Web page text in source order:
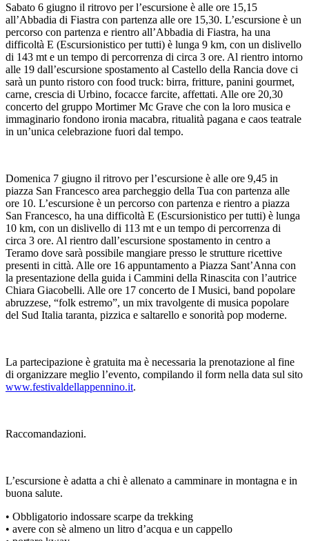
Sabato 6 giugno il ritrovo per l’escursione è alle ore 15,15
all’Abbadia di Fiastra con partenza alle ore 15,30. L’escursione è un
percorso con partenza e rientro all’Abbadia di Fiastra, ha una
difficoltà E (Escursionistico per tutti) è lunga 9 km, con un dislivello
di 143 mt e un tempo di percorrenza di circa 3 ore. Al rientro intorno
alle 19 dall’escursione spostamento al Castello della Rancia dove ci
sarà un punto ristoro con food truck: birra, fritture, panini gourmet,
carne, crescia di Urbino, focacce farcite, affettati. Alle ore 20,30
concerto del gruppo Mortimer Mc Grave che con la loro musica e
immaginario fondono ironia macabra, ritualità pagana e caos teatrale
in un’unica celebrazione fuori dal tempo.
Domenica 7 giugno il ritrovo per l’escursione è alle ore 9,45 in
piazza San Francesco area parcheggio della Tua con partenza alle
ore 10. L’escursione è un percorso con partenza e rientro a piazza
San Francesco, ha una difficoltà E (Escursionistico per tutti) è lunga
10 km, con un dislivello di 113 mt e un tempo di percorrenza di
circa 3 ore. Al rientro dall’escursione spostamento in centro a
Teramo dove sarà possibile mangiare presso le strutture ricettive
presenti in città. Alle ore 16 appuntamento a Piazza Sant’Anna con
la presentazione della guida i Cammini della Rinascita con l’autrice
Chiara Giacobelli. Alle ore 17 concerto de I Musici, band popolare
abruzzese, “folk estremo”, un mix travolgente di musica popolare
del Sud Italia taranta, pizzica e saltarello e sonorità pop moderne.
La partecipazione è gratuita ma è necessaria la prenotazione al fine
di organizzare meglio l’evento, compilando il form nella data sul sito
www.festivaldellappennino.it.
Raccomandazioni.
L’escursione è adatta a chi è allenato a camminare in montagna e in
buona salute.
• Obbligatorio indossare scarpe da trekking
• avere con sè almeno un litro d’acqua e un cappello